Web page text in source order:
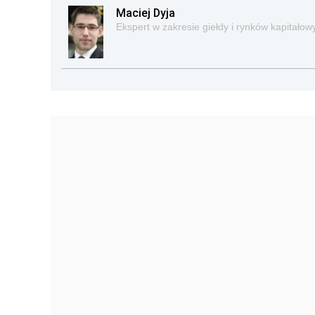
Maciej Dyja
Ekspert w zakresie giełdy i rynków